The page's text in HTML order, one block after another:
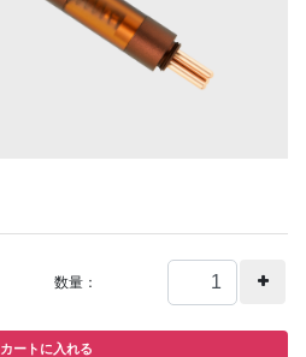
カートに入れる